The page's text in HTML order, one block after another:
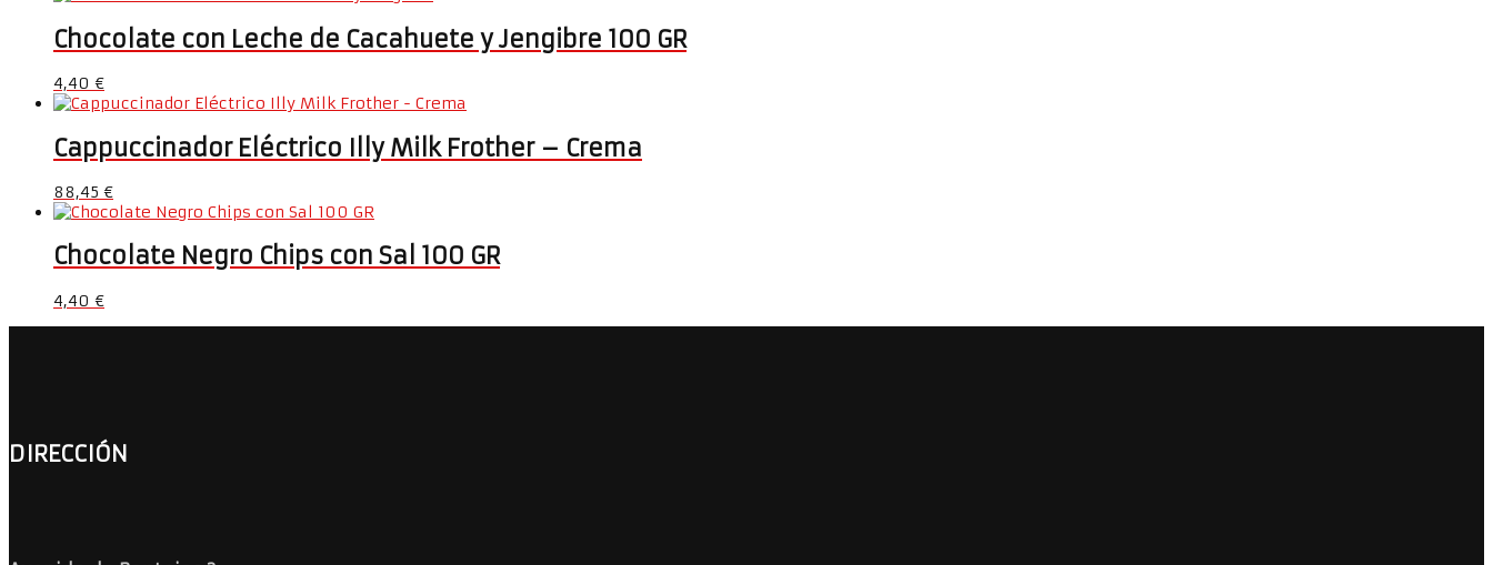
Chocolate con Leche de Cacahuete y Jengibre 100 GR
4,40€
Cappuccinador Eléctrico Illy Milk Frother – Crema
88,45€
Chocolate Negro Chips con Sal 100 GR
4,40€
DIRECCIÓN